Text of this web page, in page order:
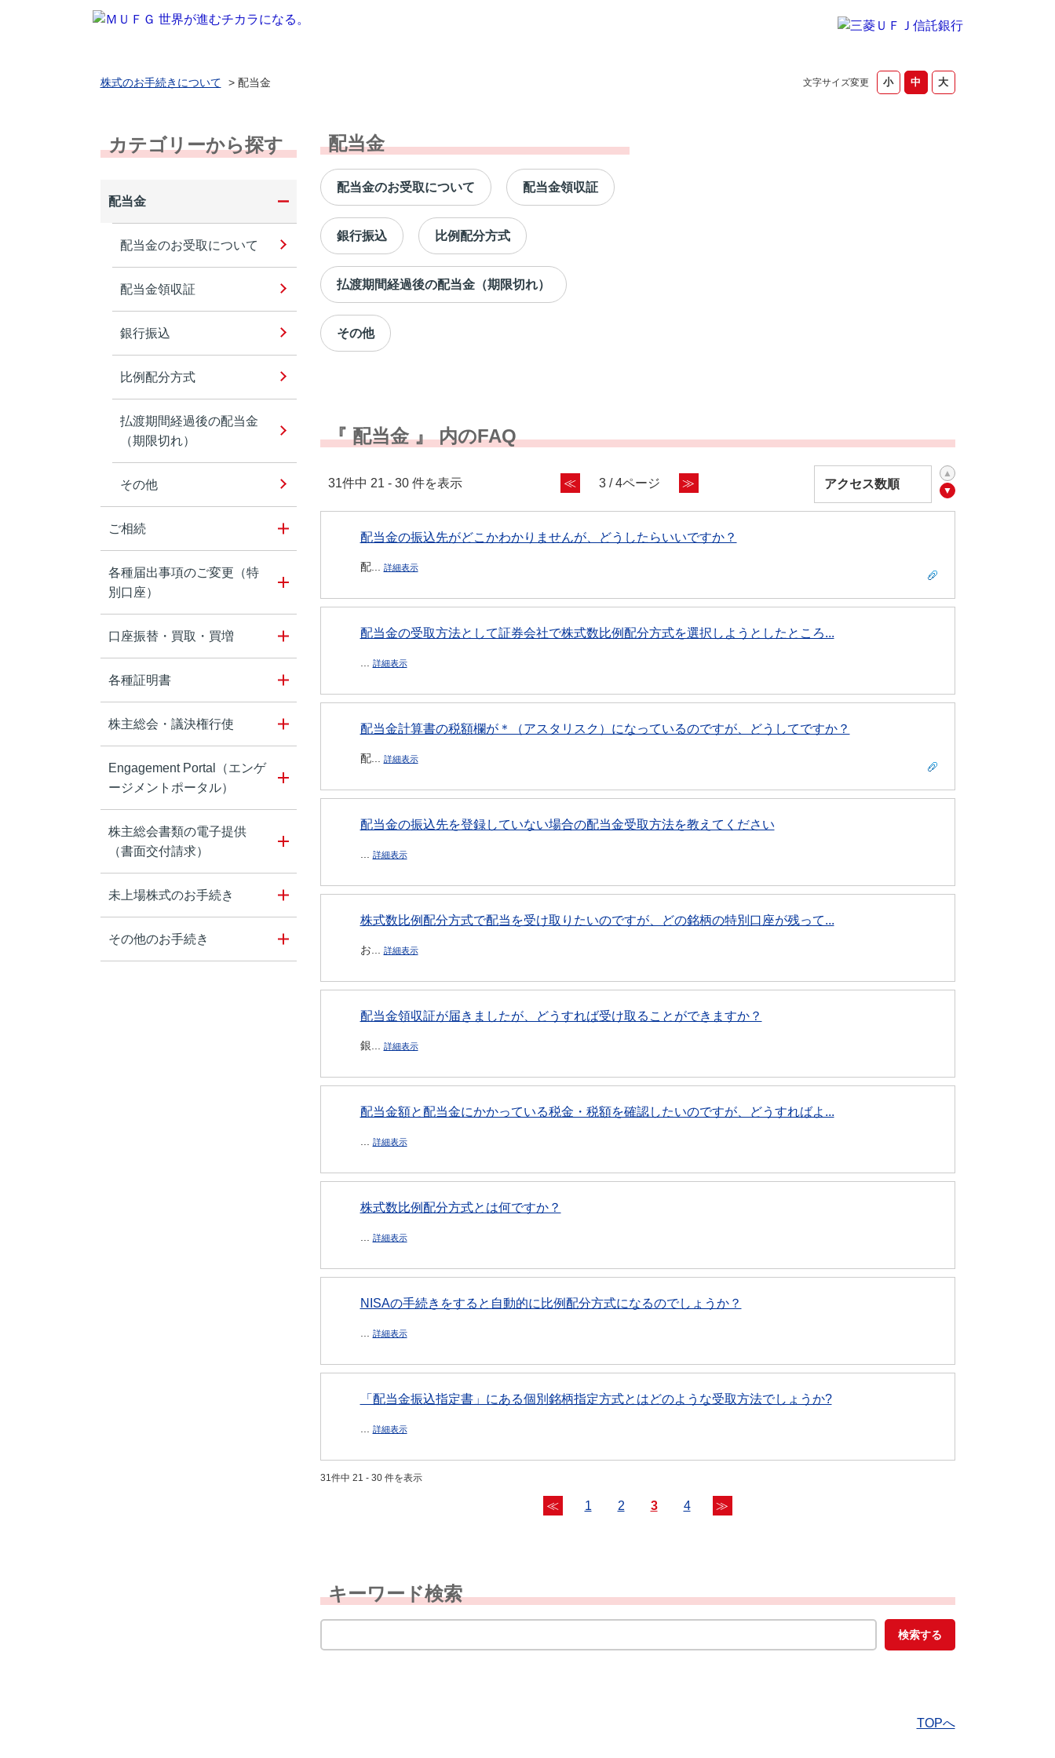
文字サイズ変更
株式のお手続きについて > 配当金
カテゴリーから探す
配当金
配当金のお受取について
配当金領収証
銀行振込
比例配分方式
払渡期間経過後の配当金
（期限切れ）
その他
ご相続
各種届出事項のご変更（特
別口座）
口座振替・買取・買増
各種証明書
株主総会・議決権行使
Engagement Portal（エンゲ
ージメントポータル）
株主総会書類の電子提供
（書面交付請求）
未上場株式のお手続き
その他のお手続き
配当金
配当金のお受取について 配当金領収証
銀行振込 比例配分方式
払渡期間経過後の配当金（期限切れ）
その他
『 配当金 』 内のFAQ
31件中 21 - 30 件を表示 ≪ 3 / 4ページ ≫
配当金の振込先がどこかわかりませんが、どうしたらいいですか？
配... 詳細表示
配当金の受取方法として証券会社で株式数比例配分方式を選択しようとしたところ...
... 詳細表示
配当金計算書の税額欄が＊（アスタリスク）になっているのですが、どうしてですか？
配... 詳細表示
配当金の振込先を登録していない場合の配当金受取方法を教えてください
... 詳細表示
株式数比例配分方式で配当を受け取りたいのですが、どの銘柄の特別口座が残って...
お... 詳細表示
配当金領収証が届きましたが、どうすれば受け取ることができますか？
銀... 詳細表示
配当金額と配当金にかかっている税金・税額を確認したいのですが、どうすればよ...
... 詳細表示
株式数比例配分方式とは何ですか？
... 詳細表示
NISAの手続きをすると自動的に比例配分方式になるのでしょうか？
... 詳細表示
「配当金振込指定書」にある個別銘柄指定方式とはどのような受取方法でしょうか?
... 詳細表示
31件中 21 - 30 件を表示
≪ 1 2 3 4 ≫
キーワード検索
TOPへ